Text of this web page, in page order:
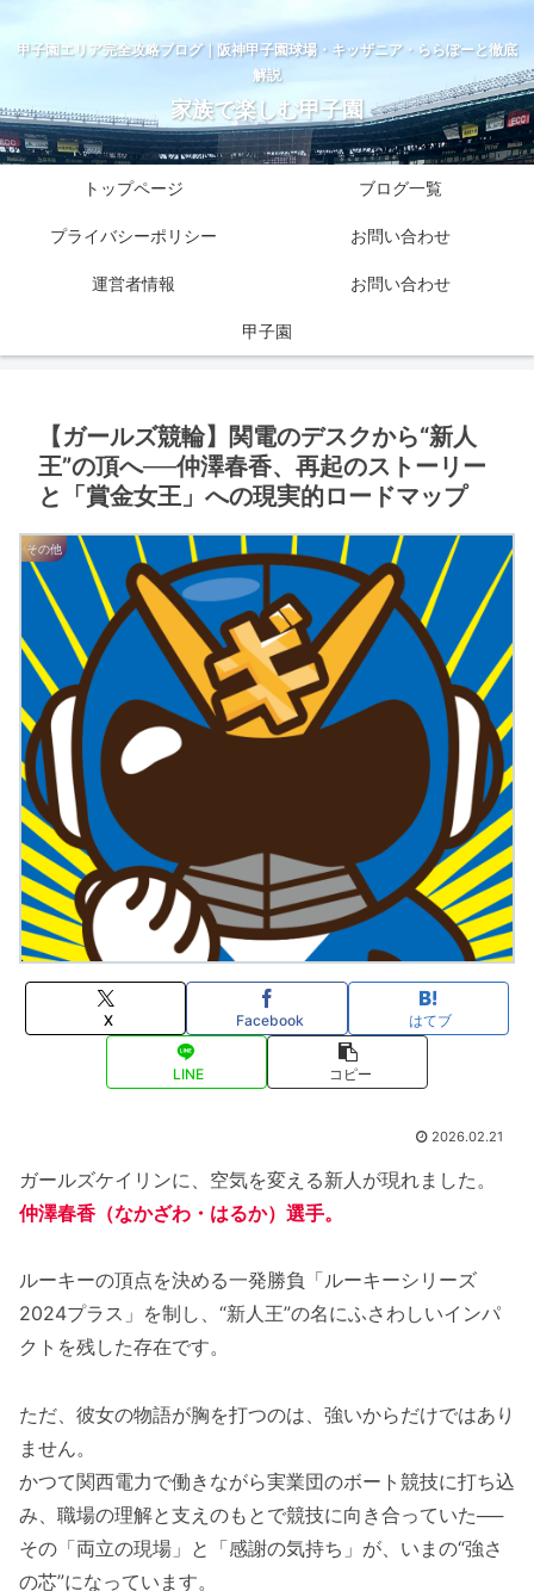
甲子園エリア完全攻略ブログ｜阪神甲子園球場・キッザニア・ららぽーと徹底
解説
家族で楽しむ甲子園
トップページ ブログ一覧
プライバシーポリシー お問い合わせ
運営者情報 お問い合わせ
甲子園
【ガールズ競輪】関電のデスクから“新人
王”の頂へ──仲澤春香、再起のストーリー
と「賞金女王」への現実的ロードマップ
その他
X Facebook はてブ
LINE コピー
2026.02.21
ガールズケイリンに、空気を変える新人が現れました。
仲澤春香（なかざわ・はるか）選手。
ルーキーの頂点を決める一発勝負「ルーキーシリーズ
2024プラス」を制し、“新人王”の名にふさわしいインパ
クトを残した存在です。
ただ、彼女の物語が胸を打つのは、強いからだけではあり
ません。
かつて関西電力で働きながら実業団のボート競技に打ち込
み、職場の理解と支えのもとで競技に向き合っていた──
その「両立の現場」と「感謝の気持ち」が、いまの“強さ
の芯”になっています。